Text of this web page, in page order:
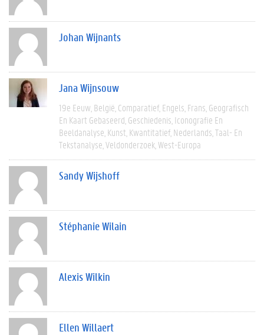
Johan Wijnants
Jana Wijnsouw
19e Eeuw België Comparatief Engels Frans Geografisch
En Kaart Gebaseerd Geschiedenis Iconografie En
Beeldanalyse Kunst Kwantitatief Nederlands Taal- En
Tekstanalyse Veldonderzoek West-Europa
Sandy Wijshoff
Stéphanie Wilain
Alexis Wilkin
Ellen Willaert